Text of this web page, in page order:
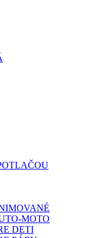
MOTO
DETI